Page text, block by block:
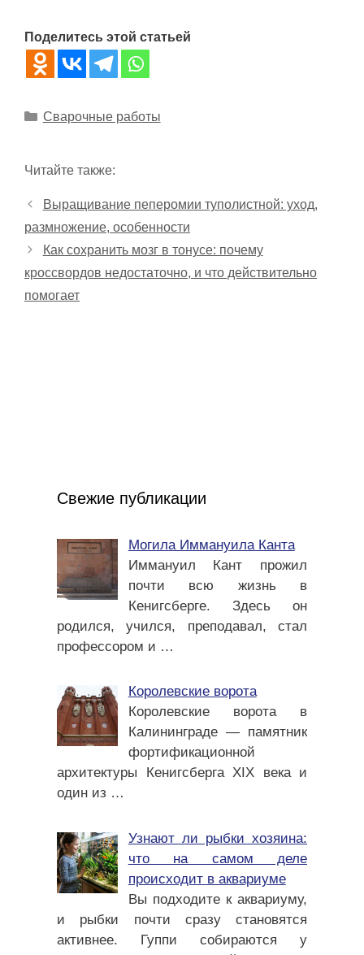
Поделитесь этой статьей
Рубрики
Сварочные работы
Читайте также:
Выращивание пеперомии туполистной: уход,
размножение, особенности
Как сохранить мозг в тонусе: почему
кроссвордов недостаточно, и что действительно
помогает
Свежие публикации
Могила Иммануила Канта
Иммануил Кант прожил
почти всю жизнь в
Кенигсберге. Здесь он
родился, учился, преподавал, стал
профессором и …
Королевские ворота
Королевские ворота в
Калининграде — памятник
фортификационной
архитектуры Кенигсберга XIX века и
один из …
Узнают ли рыбки хозяина:
что на самом деле
происходит в аквариуме
Вы подходите к аквариуму,
и рыбки почти сразу становятся
активнее. Гуппи собираются у